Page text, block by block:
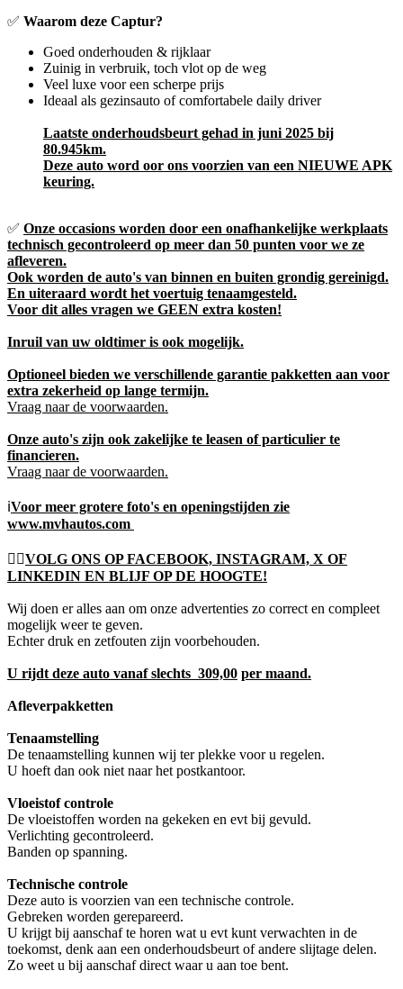
✅ Waarom deze Captur?
Goed onderhouden & rijklaar
Zuinig in verbruik, toch vlot op de weg
Veel luxe voor een scherpe prijs
Ideaal als gezinsauto of comfortabele daily driver
Laatste onderhoudsbeurt gehad in juni 2025 bij
80.945km.
Deze auto word oor ons voorzien van een NIEUWE APK
keuring.
✅ Onze occasions worden door een onafhankelijke werkplaats
technisch gecontroleerd op meer dan 50 punten voor we ze
afleveren.
Ook worden de auto's van binnen en buiten grondig gereinigd.
En uiteraard wordt het voertuig tenaamgesteld.
Voor dit alles vragen we GEEN extra kosten!
Inruil van uw oldtimer is ook mogelijk.
Optioneel bieden we verschillende garantie pakketten aan voor
extra zekerheid op lange termijn.
Vraag naar de voorwaarden.
Onze auto's zijn ook zakelijke te leasen of particulier te
financieren.
Vraag naar de voorwaarden.
ℹ️Voor meer grotere foto's en openingstijden zie
www.mvhautos.com
👍🏻VOLG ONS OP FACEBOOK, INSTAGRAM, X OF
LINKEDIN EN BLIJF OP DE HOOGTE!
Wij doen er alles aan om onze advertenties zo correct en compleet
mogelijk weer te geven.
Echter druk en zetfouten zijn voorbehouden.
U rijdt deze auto vanaf slechts 309,00 per maand.
Afleverpakketten
Tenaamstelling
De tenaamstelling kunnen wij ter plekke voor u regelen.
U hoeft dan ook niet naar het postkantoor.
Vloeistof controle
De vloeistoffen worden na gekeken en evt bij gevuld.
Verlichting gecontroleerd.
Banden op spanning.
Technische controle
Deze auto is voorzien van een technische controle.
Gebreken worden gerepareerd.
U krijgt bij aanschaf te horen wat u evt kunt verwachten in de
toekomst, denk aan een onderhoudsbeurt of andere slijtage delen.
Zo weet u bij aanschaf direct waar u aan toe bent.